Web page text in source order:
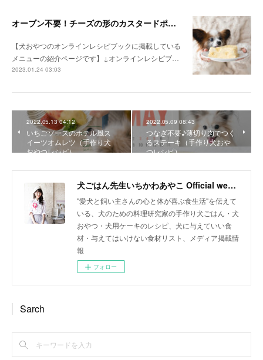
オーブン不要！チーズの形のカスタードポテトケーキ（手作り犬おやつレシピ）
【犬おやつのオンラインレシピブックに掲載している
メニューの紹介ページです】↓オンラインレシピブ…
2023.01.24 03:03
2022.05.13 04:12
いちごソースのホテル風ス
イーツオムレツ（手作り犬
おやつレシピ）
2022.05.09 08:43
つなぎ不要♪薄切り肉でつく
るステーキ（手作り犬おや
つレシピ）
犬ごはん先生いちかわあやこ Official web site
"愛犬と飼い主さんの心と体が喜ぶ食生活"を伝えて
いる、犬のための料理研究家の手作り犬ごはん・犬
おやつ・犬用ケーキのレシピ、犬に与えていい食
材・与えてはいけない食材リスト、メディア掲載情
報
フォロー
Sarch